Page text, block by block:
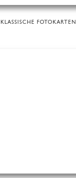
KLASSISCHE FOTOKARTEN